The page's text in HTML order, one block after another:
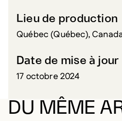
Lieu de production
Québec (Québec),
Date de mise à jour
17 octobre 2024
DU MÊME